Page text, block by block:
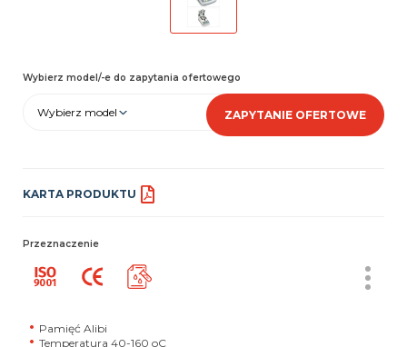
Wybierz model/-e do zapytania ofertowego
Wybierz model ZAPYTANIE OFERTOWE
KARTA PRODUKTU
Przeznaczenie
Pamięć Alibi
Temperatura 40-160 oC